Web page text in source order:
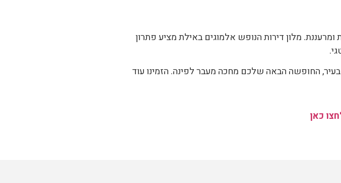
מלון דירות הנופש אלמוגים באילת מציע פתרון
בעיר, החופשה הבאה שלכם מחכה מעבר לפינה. הזמינו עוד
כאן